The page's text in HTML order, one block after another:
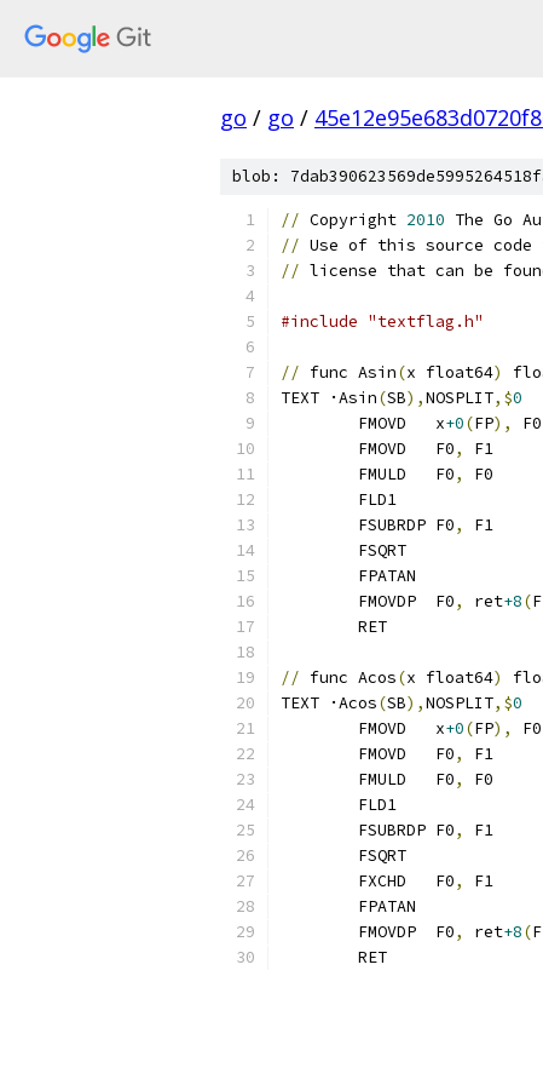
go / go /
blob:
// Copyright 2010 The Go
// Use of this source code
// license that can be
#include "textflag.h"
// func Asin(x float64)
TEXT ·Asin(SB),NOSPLIT,$0
	FMOVD   x
+0(FP),
	FMOVD   F0
,
	FMULD   F0
,
	FSUBRDP F0
,
	FMOVDP  F0
, ret+8(
	RET
// func Acos(x float64)
TEXT ·Acos(SB),NOSPLIT,$0
	FMOVD   x
+0(FP),
	FMOVD   F0
,
	FMULD   F0
,
	FSUBRDP F0
,
	FXCHD   F0
,
	FMOVDP	F0
, ret+8(
	RET